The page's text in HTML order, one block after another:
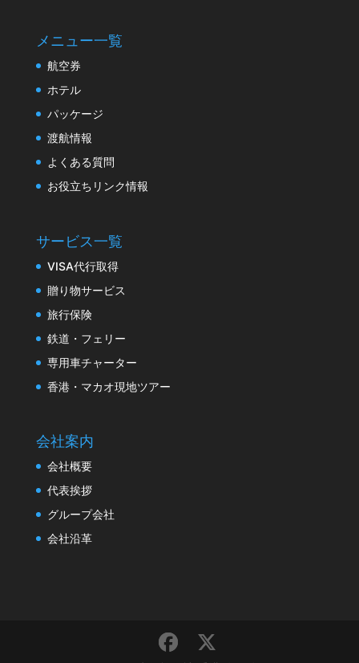
メニュー一覧
航空券
ホテル
パッケージ
渡航情報
よくある質問
お役立ちリンク情報
サービス一覧
VISA代行取得
贈り物サービス
旅行保険
鉄道・フェリー
専用車チャーター
香港・マカオ現地ツアー
会社案内
会社概要
代表挨拶
グループ会社
会社沿革